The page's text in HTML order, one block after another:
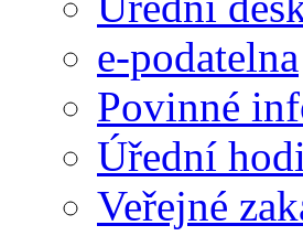
e-podatelna
Povinné
Úřední
Veřejné